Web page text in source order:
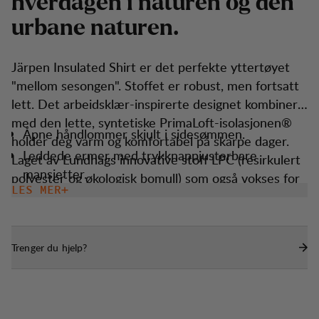
urbane naturen.
Järpen Insulated Shirt er det perfekte yttertøyet
"mellom sesongen". Stoffet er robust, men fortsatt
lett. Det arbeidsklær-inspirerte designet kombinert
med den lette, syntetiske PrimaLoft-isolasjonen®
holder deg varm og komfortabel på skarpe dager.
Laget av Lundhags innovative stoff LPC (resirkulert
polyester og økologisk bomull) som også vokses for
å avvise lett regn og snø.
Åpne håndlommer skjult i sidesømmen.
Leddede ermer med trykknappjusterbare
mansjetter.
Enkel å håndtere lukking av trykknapp.
LES MER
Trenger du hjelp?